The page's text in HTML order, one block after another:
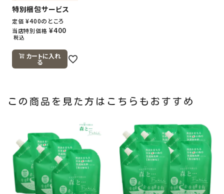
特別梱包サービス
定価 ¥400のところ
当店特別価格 ¥400
税込
カートに入れ
る
この商品を見た方はこちらもおすすめ